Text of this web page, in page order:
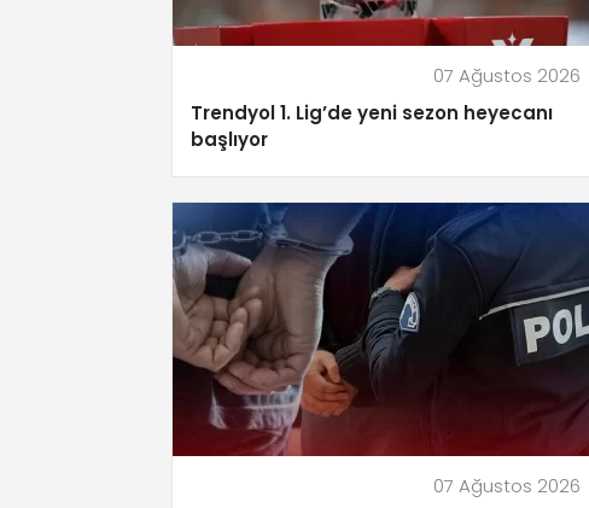
07 Ağustos 2026
Trendyol 1. Lig’de yeni sezon heyecanı
başlıyor
07 Ağustos 2026